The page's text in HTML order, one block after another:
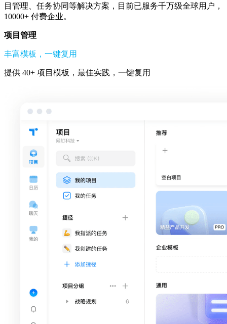
目管理、任务协同等解决方案，目前已服务千万级全球用户，
10000+ 付费企业。
项目管理
丰富模板，一键复用
提供 40+ 项目模板，最佳实践，一键复用